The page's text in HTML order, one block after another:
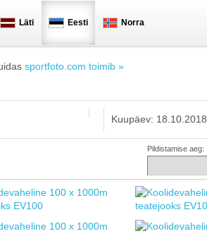
Läti Eesti Norra
sportfoto.com toimib »
Kuupäev: 18.10.2018
Pildistamise aeg: